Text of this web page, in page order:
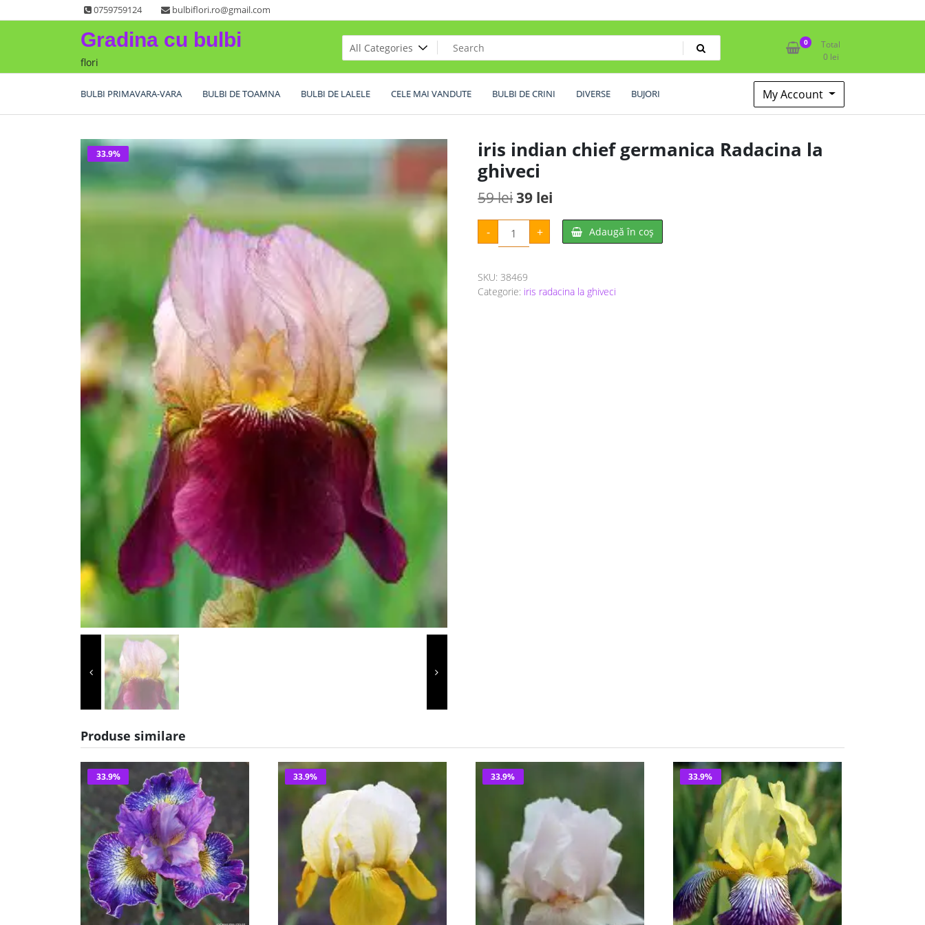
to
0759759124 bulbiflori.ro@gmail.com
Gradina cu bulbi
flori
0
Total
0 lei
BULBI PRIMAVARA-VARA BULBI DE TOAMNA BULBI DE LALELE CELE MAI VANDUTE BULBI DE CRINI DIVERSE BUJORI My Account
33.9%
iris indian chief germanica Radacina la
ghiveci
59leiPrețul
inițial
59 lei.
39 lei
curent
este:
-
Cantitate
iris
indian
Radacina
la
ghiveci
+ Adaugă în coș
SKU:38469
Categorie: iris radacina la ghiveci
Produse similare
33.9% 33.9% 33.9% 33.9%